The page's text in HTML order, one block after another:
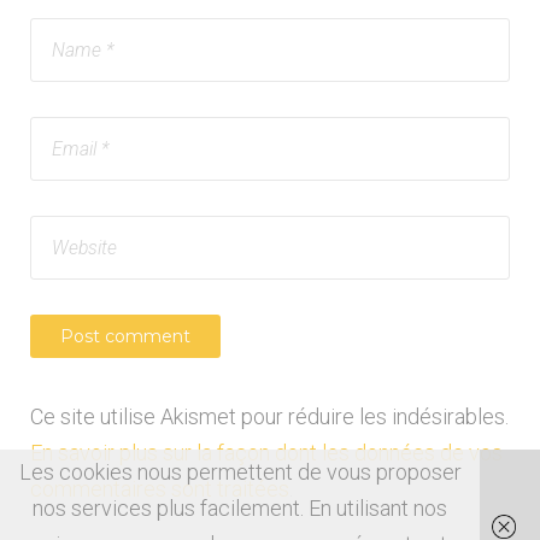
Ce site utilise Akismet pour réduire les indésirables.
En savoir plus sur la façon dont les données de vos
commentaires sont traitées
Les cookies nous permettent de vous proposer
nos services plus facilement. En utilisant nos